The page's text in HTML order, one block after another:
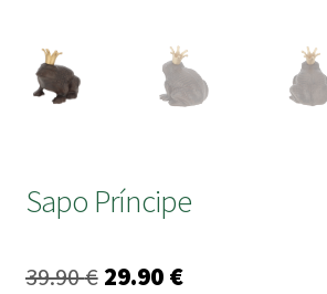
Sapo Príncipe
39.90€ O
29.90 €O